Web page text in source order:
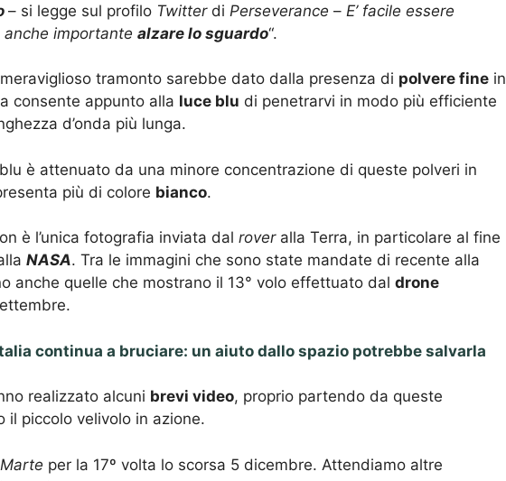
– si legge sul profilo Twitterdi Perseverance – E’ facile essere
anche importante alzare lo sguardo“.
tramonto sarebbe dato dalla presenza di polvere fine in
consente appunto alla luce blu di penetrarvi in modo più efficiente
d’onda più lunga.
è attenuato da una minore concentrazione di queste polveri in
più di colore bianco.
è l’unica fotografia inviata dal roveralla Terra, in particolare al fine
NASA. Tra le immagini che sono state mandate di recente alla
anche quelle che mostrano il 13° volo effettuato dal drone
continua a bruciare: un aiuto dallo spazio potrebbe salvarla
realizzato alcuni brevi video, proprio partendo da queste
il piccolo velivolo in azione.
Marte per la 17º volta lo scorsa 5 dicembre. Attendiamo altre